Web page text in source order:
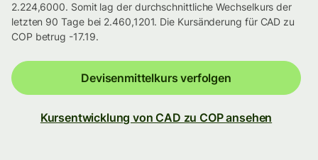
2.224,6000. Somit lag der durchschnittliche Wechselkurs der
letzten 90 Tage bei 2.460,1201. Die Kursänderung für CAD zu
COP betrug -17.19.
Devisenmittelkurs verfolgen
Kursentwicklung von CAD zu COP ansehen